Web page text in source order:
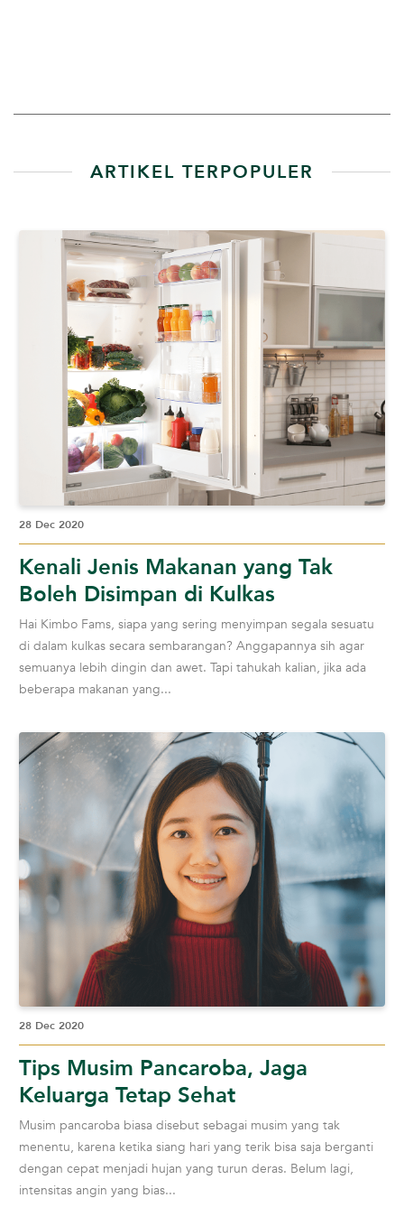
ARTIKEL TERPOPULER
28 Dec 2020
Kenali Jenis Makanan yang Tak
Boleh Disimpan di Kulkas
Hai Kimbo Fams, siapa yang sering menyimpan segala sesuatu
di dalam kulkas secara sembarangan? Anggapannya sih agar
semuanya lebih dingin dan awet. Tapi tahukah kalian, jika ada
beberapa makanan yang...
28 Dec 2020
Tips Musim Pancaroba, Jaga
Keluarga Tetap Sehat
Musim pancaroba biasa disebut sebagai musim yang tak
menentu, karena ketika siang hari yang terik bisa saja berganti
dengan cepat menjadi hujan yang turun deras. Belum lagi,
intensitas angin yang bias...